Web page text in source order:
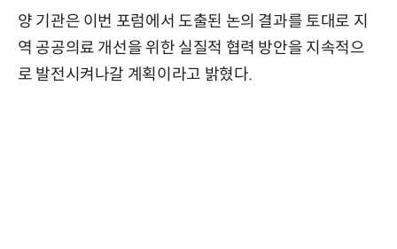
양 기관은 이번 포럼에서 도출된 논의 결과를 토대로 지
역 공공의료 개선을 위한 실질적 협력 방안을 지속적으
로 발전시켜나갈 계획이라고 밝혔다.